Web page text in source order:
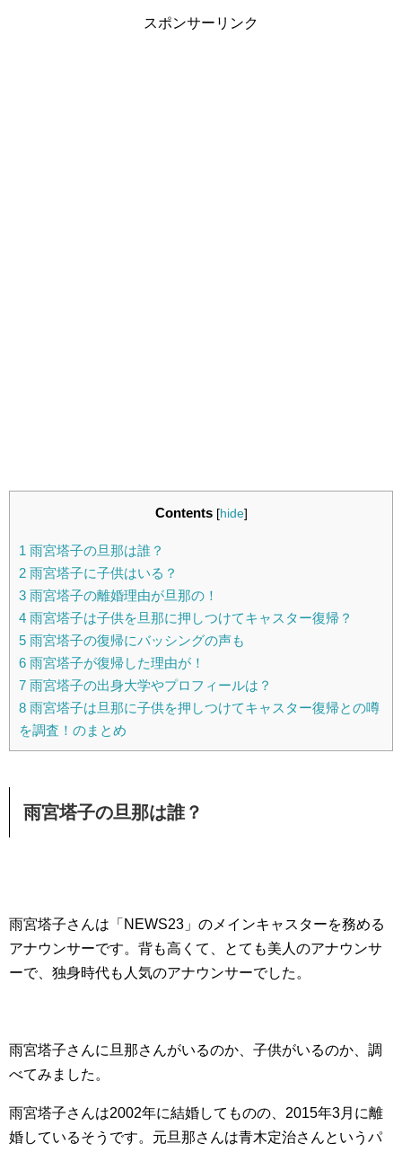
スポンサーリンク
Contents [hide]
1 雨宮塔子の旦那は誰？
2 雨宮塔子に子供はいる？
3 雨宮塔子の離婚理由が旦那の！
4 雨宮塔子は子供を旦那に押しつけてキャスター復帰？
5 雨宮塔子の復帰にバッシングの声も
6 雨宮塔子が復帰した理由が！
7 雨宮塔子の出身大学やプロフィールは？
8 雨宮塔子は旦那に子供を押しつけてキャスター復帰との噂
を調査！のまとめ
雨宮塔子の旦那は誰？
雨宮塔子さんは「NEWS23」のメインキャスターを務める
アナウンサーです。背も高くて、とても美人のアナウンサ
ーで、独身時代も人気のアナウンサーでした。
雨宮塔子さんに旦那さんがいるのか、子供がいるのか、調
べてみました。
雨宮塔子さんは2002年に結婚してものの、2015年3月に離
婚しているそうです。元旦那さんは青木定治さんというパ